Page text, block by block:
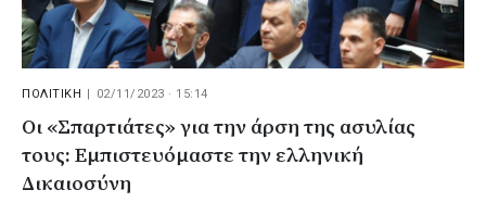
ΠΟΛΙΤΙΚΗ 02/11/2023 · 15:14
Οι «Σπαρτιάτες» για την άρση της ασυλίας
τους: Εμπιστευόμαστε την ελληνική
Δικαιοσύνη